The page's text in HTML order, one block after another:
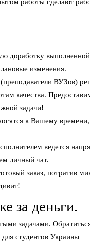
работы сделают
доработку выполненной
изменения.
ВУЗов)
качества.
задачи!
к Вашему времени,
ведется
личный чат.
заказ, потратив
за деньги.
задачами.
студентов Украины